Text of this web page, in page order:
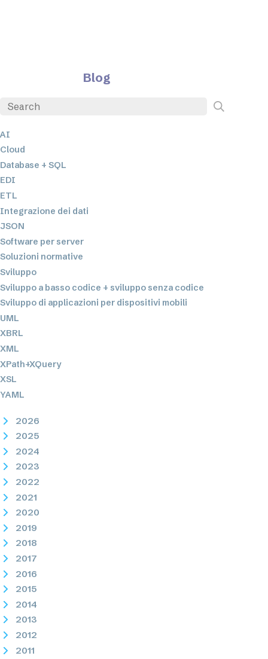
Blog
AI
Cloud
Database + SQL
EDI
ETL
Integrazione dei dati
JSON
Software per server
Soluzioni normative
Sviluppo
Sviluppo a basso codice + sviluppo senza codice
Sviluppo di applicazioni per dispositivi mobili
UML
XBRL
XML
XPath+XQuery
XSL
YAML
2026
2025
2024
2023
2022
2021
2020
2019
2018
2017
2016
2015
2014
2013
2012
2011